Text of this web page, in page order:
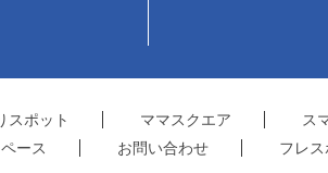
スポット ママスクエア ス
ース
お問い合わせ フレ